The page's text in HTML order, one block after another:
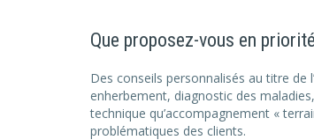
Que proposez-vous en
Des conseils personnalisés au titre de
enherbement, diagnostic des
technique qu’accompagnement «
problématiques des clients.